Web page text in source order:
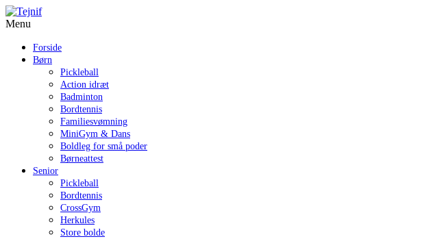
Menu
Forside
Børn
Pickleball
Action idræt
Badminton
Bordtennis
Familiesvømning
MiniGym & Dans
Boldleg for små poder
Børneattest
Senior
Pickleball
Bordtennis
CrossGym
Herkules
Store bolde